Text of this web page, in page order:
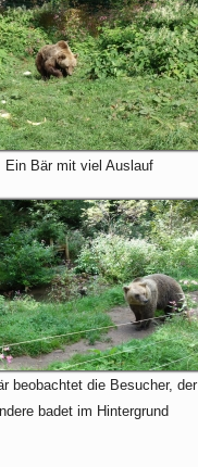
Ein Bär mit viel Auslauf
beobachtet die Besucher, der
badet im Hintergrund